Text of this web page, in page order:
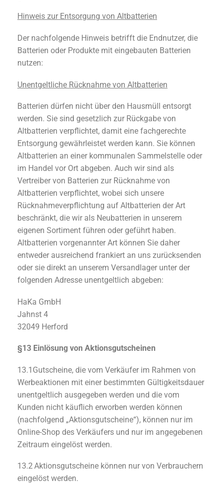
Hinweis zur Entsorgung von Altbatterien
Der nachfolgende Hinweis betrifft die Endnutzer, die
Batterien oder Produkte mit eingebauten Batterien
nutzen:
Unentgeltliche Rücknahme von Altbatterien
Batterien dürfen nicht über den Hausmüll entsorgt
werden. Sie sind gesetzlich zur Rückgabe von
Altbatterien verpflichtet, damit eine fachgerechte
Entsorgung gewährleistet werden kann. Sie können
Altbatterien an einer kommunalen Sammelstelle oder
im Handel vor Ort abgeben. Auch wir sind als
Vertreiber von Batterien zur Rücknahme von
Altbatterien verpflichtet, wobei sich unsere
Rücknahmeverpflichtung auf Altbatterien der Art
beschränkt, die wir als Neubatterien in unserem
eigenen Sortiment führen oder geführt haben.
Altbatterien vorgenannter Art können Sie daher
entweder ausreichend frankiert an uns zurücksenden
oder sie direkt an unserem Versandlager unter der
folgenden Adresse unentgeltlich abgeben:
HaKa GmbH
Jahnst 4
32049 Herford
§13 Einlösung von Aktionsgutscheinen
13.1Gutscheine, die vom Verkäufer im Rahmen von
Werbeaktionen mit einer bestimmten Gültigkeitsdauer
unentgeltlich ausgegeben werden und die vom
Kunden nicht käuflich erworben werden können
(nachfolgend „Aktionsgutscheine“), können nur im
Online-Shop des Verkäufers und nur im angegebenen
Zeitraum eingelöst werden.
13.2 Aktionsgutscheine können nur von Verbrauchern
eingelöst werden.